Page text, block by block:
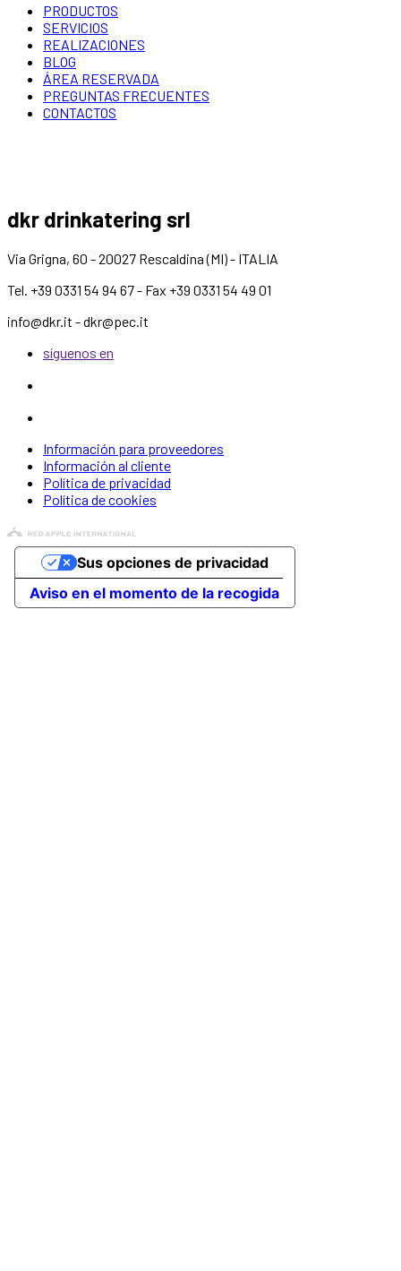
PRODUCTOS
SERVICIOS
REALIZACIONES
BLOG
ÁREA RESERVADA
PREGUNTAS FRECUENTES
CONTACTOS
dkr drinkatering srl
Via Grigna, 60 - 20027 Rescaldina (MI) - ITALIA
Tel. +39 0331 54 94 67 - Fax +39 0331 54 49 01
info@dkr.it - dkr@pec.it
síguenos en
Información para proveedores
Información al cliente
Política de privacidad
Política de cookies
Aviso en el momento de la recogida
Sus opciones de privacidad